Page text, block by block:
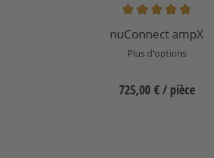
Note moyenne de 5 sur 5 étoiles
nuConnect ampX
Plus d'options
725,00 €/ pièce